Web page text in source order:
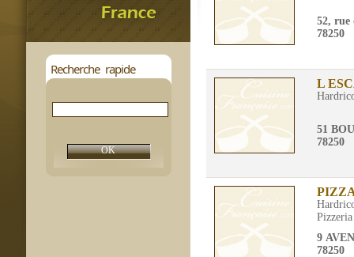
Recherche rapide
52, rue
78250
L
51
78250
Pizzeria
9
78250